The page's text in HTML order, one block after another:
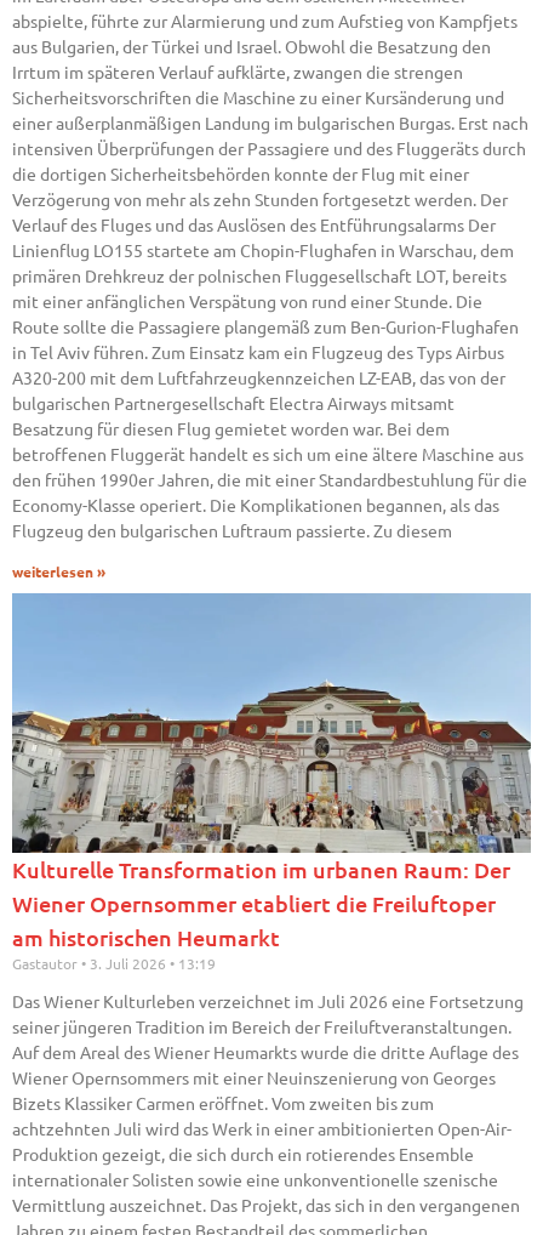
abspielte, führte zur Alarmierung und zum Aufstieg von Kampfjets
aus Bulgarien, der Türkei und Israel. Obwohl die Besatzung den
Irrtum im späteren Verlauf aufklärte, zwangen die strengen
Sicherheitsvorschriften die Maschine zu einer Kursänderung und
einer außerplanmäßigen Landung im bulgarischen Burgas. Erst nach
intensiven Überprüfungen der Passagiere und des Fluggeräts durch
die dortigen Sicherheitsbehörden konnte der Flug mit einer
Verzögerung von mehr als zehn Stunden fortgesetzt werden. Der
Verlauf des Fluges und das Auslösen des Entführungsalarms Der
Linienflug LO155 startete am Chopin-Flughafen in Warschau, dem
primären Drehkreuz der polnischen Fluggesellschaft LOT, bereits
mit einer anfänglichen Verspätung von rund einer Stunde. Die
Route sollte die Passagiere plangemäß zum Ben-Gurion-Flughafen
in Tel Aviv führen. Zum Einsatz kam ein Flugzeug des Typs Airbus
A320-200 mit dem Luftfahrzeugkennzeichen LZ-EAB, das von der
bulgarischen Partnergesellschaft Electra Airways mitsamt
Besatzung für diesen Flug gemietet worden war. Bei dem
betroffenen Fluggerät handelt es sich um eine ältere Maschine aus
den frühen 1990er Jahren, die mit einer Standardbestuhlung für die
Economy-Klasse operiert. Die Komplikationen begannen, als das
Flugzeug den bulgarischen Luftraum passierte. Zu diesem
weiterlesen »
Kulturelle Transformation im urbanen Raum: Der
Wiener Opernsommer etabliert die Freiluftoper
am historischen Heumarkt
Gastautor 3. Juli 2026 13:19
Das Wiener Kulturleben verzeichnet im Juli 2026 eine Fortsetzung
seiner jüngeren Tradition im Bereich der Freiluftveranstaltungen.
Auf dem Areal des Wiener Heumarkts wurde die dritte Auflage des
Wiener Opernsommers mit einer Neuinszenierung von Georges
Bizets Klassiker Carmen eröffnet. Vom zweiten bis zum
achtzehnten Juli wird das Werk in einer ambitionierten Open-Air-
Produktion gezeigt, die sich durch ein rotierendes Ensemble
internationaler Solisten sowie eine unkonventionelle szenische
Vermittlung auszeichnet. Das Projekt, das sich in den vergangenen